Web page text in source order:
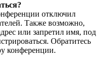
отключил
Также возможно,
или запретил имя, под
Обратитесь
конференции.